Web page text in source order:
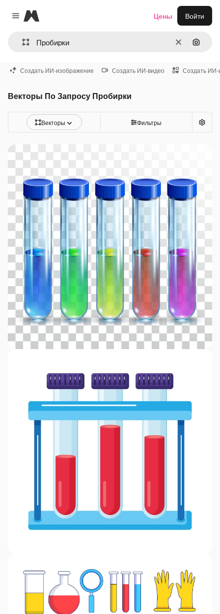
Close menu
Magnific
ОчиститьПоиск
Цены Войти
Создать ИИ-изображение Создать ИИ-видео Создать ИИ-
Векторы По Запросу Пробирки
Векторы Фильтры